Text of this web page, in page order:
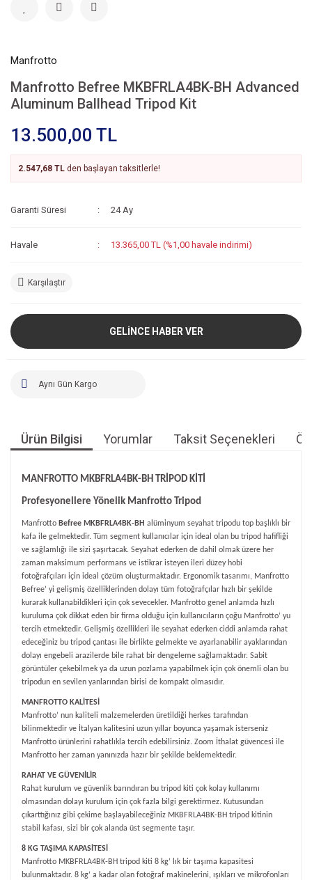
Manfrotto
Manfrotto Befree MKBFRLA4BK-BH Advanced
Aluminum Ballhead Tripod Kit
13.500,00 TL
2.547,68 TL den başlayan taksitlerle!
Garanti Süresi 24 Ay
Havale 13.365,00 TL (%1,00 havale indirimi)
Karşılaştır
GELİNCE HABER VER
Aynı Gün Kargo
Ürün Bilgisi Yorumlar Taksit Seçenekleri
MANFROTTO MKBFRLA4BK-BH TRİPOD KİTİ
Profesyonellere Yönelik Manfrotto Tripod
Manfrotto Befree MKBFRLA4BK-BH alüminyum seyahat tripodu top başlıklı bir
kafa ile gelmektedir. Tüm segment kullanıcılar için ideal olan bu tripod hafifliği
ve sağlamlığı ile sizi şaşırtacak. Seyahat ederken de dahil olmak üzere her
zaman maksimum performans ve istikrar isteyen ileri düzey hobi
fotoğrafçıları için ideal çözüm oluşturmaktadır. Ergonomik tasarımı, Manfrotto
Befree’ yi gelişmiş özelliklerinden dolayı tüm fotoğrafçılar hızlı bir şekilde
kurarak kullanabildikleri için çok sevecekler. Manfrotto genel anlamda hızlı
kuruluma çok dikkat eden bir firma olduğu için kullanıcıların çoğu Manfrotto’ yu
tercih etmektedir. Gelişmiş özellikleri ile seyahat ederken ciddi anlamda rahat
edeceğiniz bu tripod çantası ile birlikte gelmekte ve ayarlanabilir ayaklarından
dolayı engebeli arazilerde bile rahat bir dengeleme sağlamaktadır. Sabit
görüntüler çekebilmek ya da uzun pozlama yapabilmek için çok önemli olan bu
tripodun en sevilen yanlarından birisi de kompakt olmasıdır.
MANFROTTO KALİTESİ
Manfrotto’ nun kaliteli malzemelerden üretildiği herkes tarafından
bilinmektedir ve İtalyan kalitesini uzun yıllar boyunca yaşamak isterseniz
Manfrotto ürünlerini rahatlıkla tercih edebilirsiniz. Zoom İthalat güvencesi ile
Manfrotto her zaman yanınızda hazır bir şekilde beklemektedir.
RAHAT VE GÜVENİLİR
Rahat kurulum ve güvenlik barındıran bu tripod kiti çok kolay kullanımı
olmasından dolayı kurulum için çok fazla bilgi gerektirmez. Kutusundan
çıkarttığınız gibi çekime başlayabileceğiniz MKBFRLA4BK-BH tripod kitinin
stabil kafası, sizi bir çok alanda üst segmente taşır.
8 KG TAŞIMA KAPASİTESİ
Manfrotto MKBFRLA4BK-BH tripod kiti 8 kg’ lık bir taşıma kapasitesi
bulunmaktadır. 8 kg’ a kadar olan fotoğraf makinelerini, ışıkları ve mikrofonları